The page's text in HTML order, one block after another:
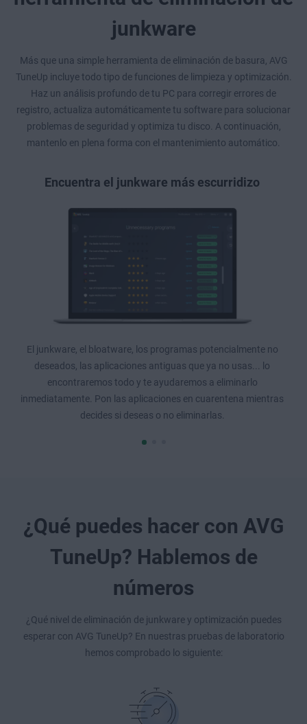
junkware
Más que una simple herramienta de eliminación de basura, AVG
TuneUp incluye todo tipo de funciones de limpieza y optimización.
Haz un análisis profundo de tu PC para corregir errores de
registro, actualiza automáticamente tu software para solucionar
problemas de seguridad y optimiza tu disco. A continuación,
mantenlo en plena forma con el mantenimiento automático.
Encuentra el junkware más escurridizo
El junkware, el bloatware,
los programas potencialmente no
deseados , las aplicaciones antiguas que ya no usas... lo
encontraremos todo y te ayudaremos a eliminarlo
inmediatamente. Pon las aplicaciones en cuarentena mientras
decides si deseas o no eliminarlas.
¿Qué puedes hacer con AVG
TuneUp? Hablemos de
números
¿Qué nivel de eliminación de junkware y optimización puedes
esperar con AVG TuneUp? En nuestras pruebas de laboratorio
hemos comprobado lo siguiente: